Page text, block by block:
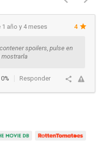
1 año y 4 meses 4
spoilers, pulse en
0% Responder